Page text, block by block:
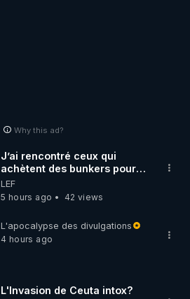
Why this ad?
J’ai rencontré ceux qui
achètent des bunkers pour
survivre à la fin du monde
LEF
5 hours ago
42 views
L'apocalypse des divulgations
4 hours ago
L'Invasion de Ceuta intox?